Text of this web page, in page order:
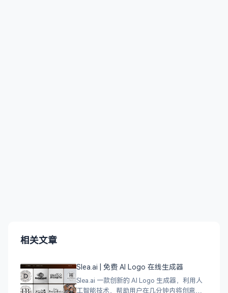
相关文章
Slea.ai | 免费 AI Logo 在线生成器
Slea.ai 一款创新的 AI Logo 生成器，利用人
工智能技术，帮助用户在几分钟内将创意变